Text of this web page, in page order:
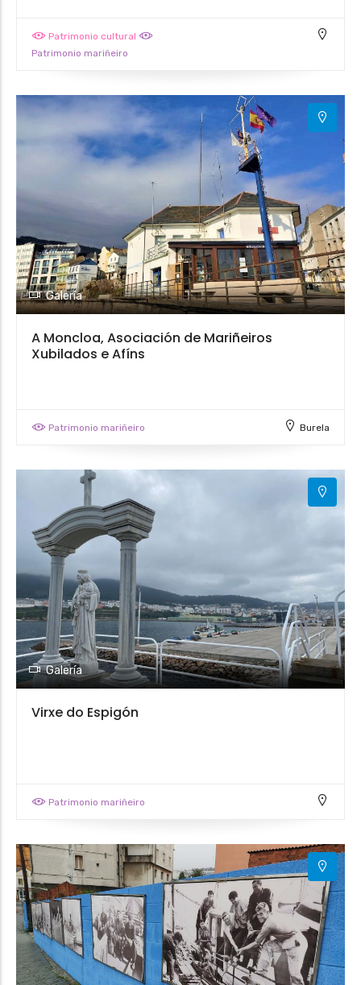
Patrimonio cultural
Patrimonio mariñeiro
Galería
A Moncloa, Asociación de Mariñeiros
Xubilados e Afíns
Patrimonio mariñeiro Burela
Galería
Virxe do Espigón
Patrimonio mariñeiro